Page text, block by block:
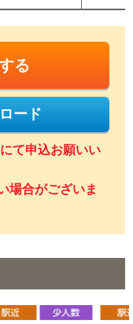
る
ード
て申込お願いい
場合がございま